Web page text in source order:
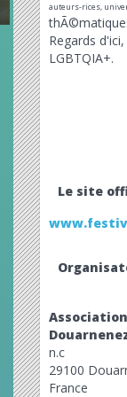
auteurs-rices,
Regards
LGBTQIA+.
Le site
n.c
29100
France